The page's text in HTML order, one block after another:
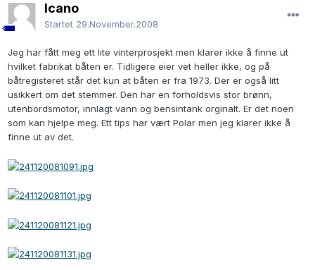
Icano
Startet 29.November.2008
Jeg har fått meg ett lite vinterprosjekt men klarer ikke å finne ut
hvilket fabrikat båten er. Tidligere eier vet heller ikke, og på
båtregisteret står det kun at båten er fra 1973. Der er også litt
usikkert om det stemmer. Den har en forholdsvis stor brønn,
utenbordsmotor, innlagt vann og bensintank orginalt. Er det noen
som kan hjelpe meg. Ett tips har vært Polar men jeg klarer ikke å
finne ut av det.